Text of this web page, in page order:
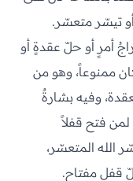
تيسّر متعسّر.
أمرٍ أو حلّ عقدةٍ أو
ممنوعاً، وهو من
وفيه بشارةٌ
فتح قفلاً
الله المتعسّر،
قفلٍ مفتاح.